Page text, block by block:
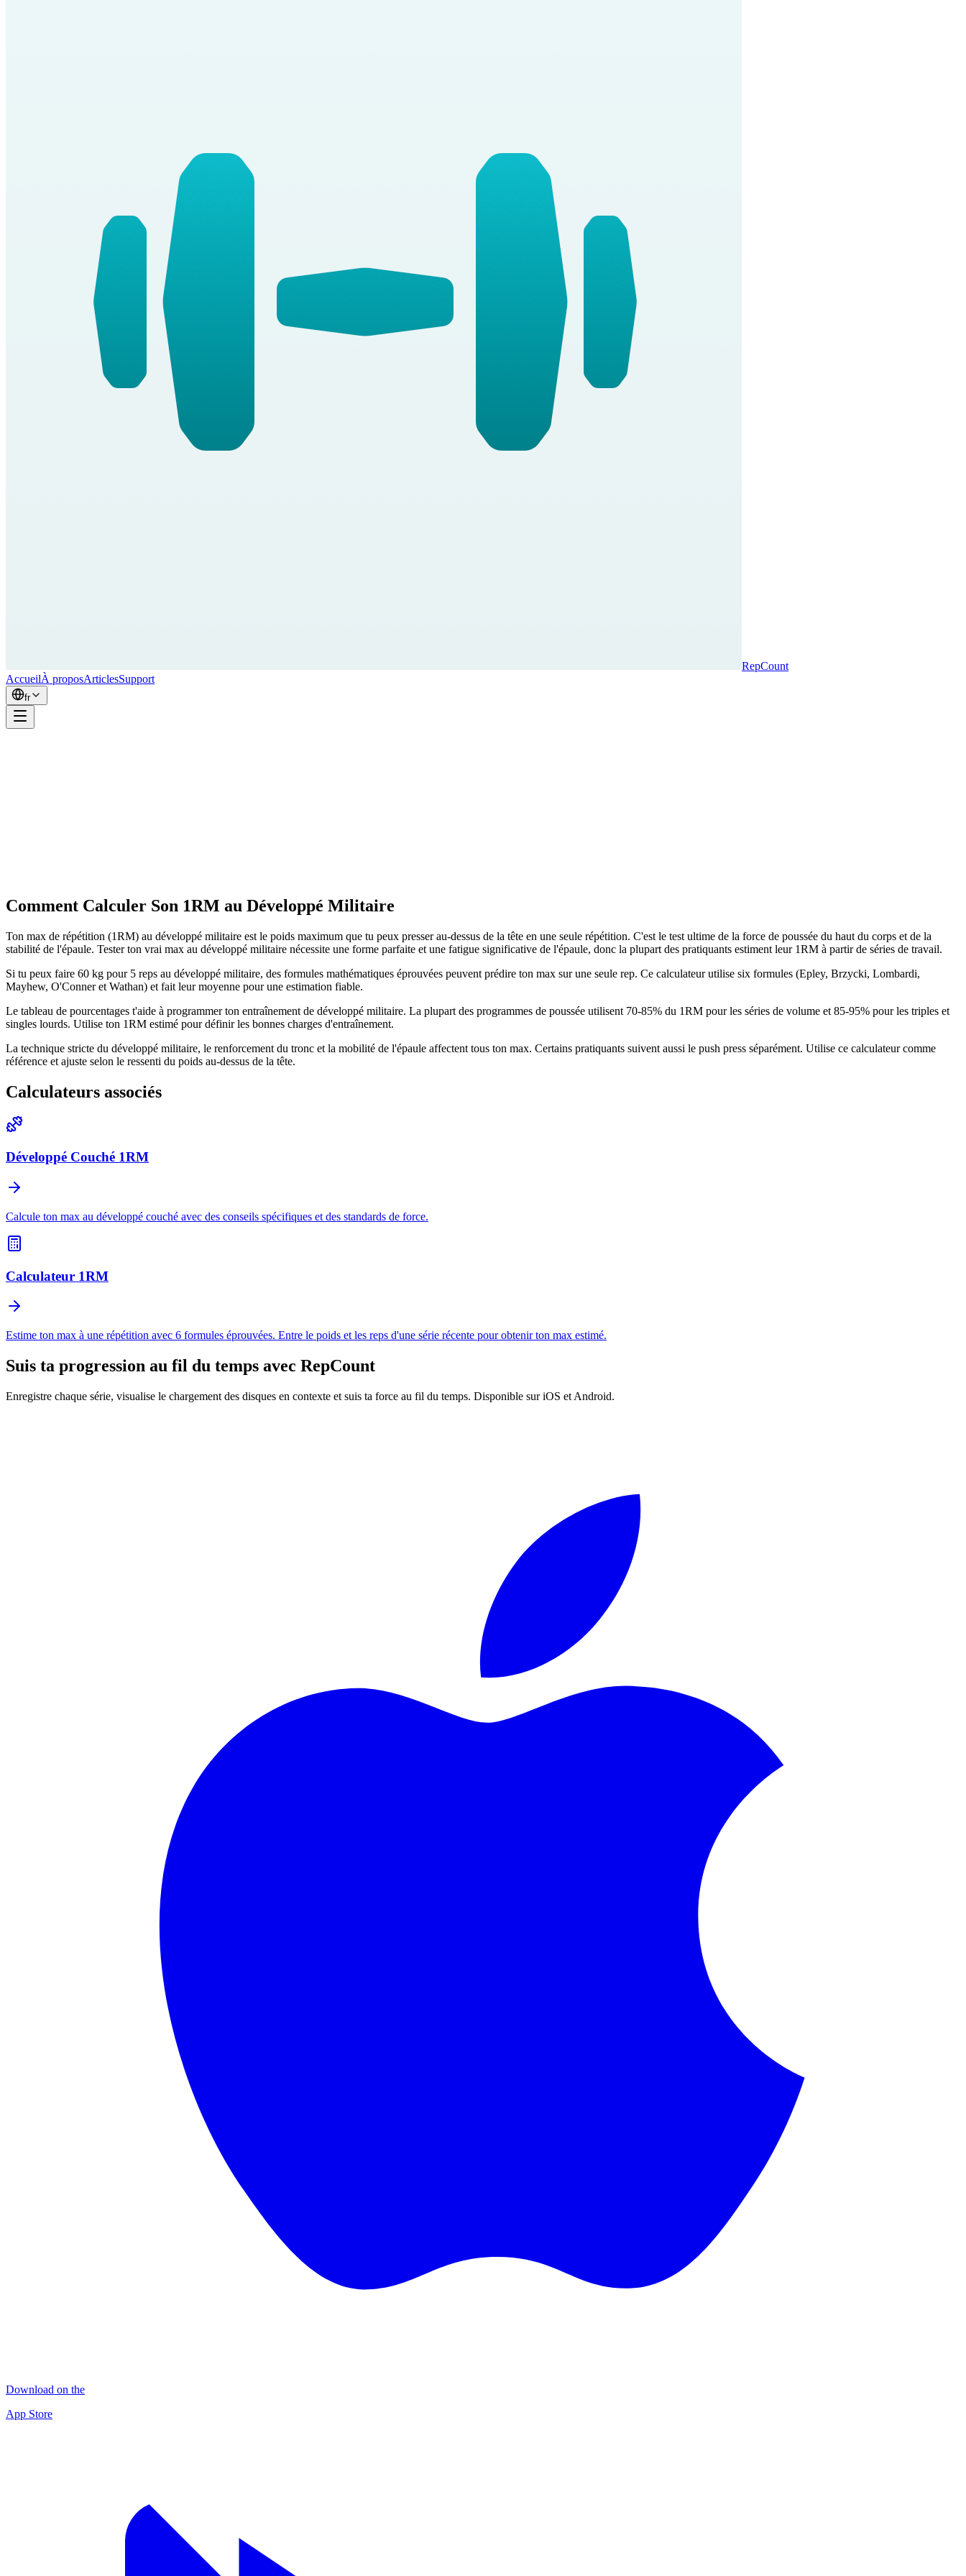
RepCount
AccueilÀ proposArticlesSupport
fr
Comment Calculer Son 1RM au Développé Militaire
Ton max de répétition (1RM) au développé militaire est le poids maximum que tu peux presser au-dessus de la tête en une seule répétition. C'est le test ultime de la force de poussée du haut du corps et de la
stabilité de l'épaule. Tester ton vrai max au développé militaire nécessite une forme parfaite et une fatigue significative de l'épaule, donc la plupart des pratiquants estiment leur 1RM à partir de séries de travail.
Si tu peux faire 60 kg pour 5 reps au développé militaire, des formules mathématiques éprouvées peuvent prédire ton max sur une seule rep. Ce calculateur utilise six formules (Epley, Brzycki, Lombardi,
Mayhew, O'Conner et Wathan) et fait leur moyenne pour une estimation fiable.
Le tableau de pourcentages t'aide à programmer ton entraînement de développé militaire. La plupart des programmes de poussée utilisent 70-85% du 1RM pour les séries de volume et 85-95% pour les triples et
singles lourds. Utilise ton 1RM estimé pour définir les bonnes charges d'entraînement.
La technique stricte du développé militaire, le renforcement du tronc et la mobilité de l'épaule affectent tous ton max. Certains pratiquants suivent aussi le push press séparément. Utilise ce calculateur comme
référence et ajuste selon le ressenti du poids au-dessus de la tête.
Calculateurs associés
Développé Couché 1RM
Calcule ton max au développé couché avec des conseils spécifiques et des standards de force.
Calculateur 1RM
Estime ton max à une répétition avec 6 formules éprouvées. Entre le poids et les reps d'une série récente pour obtenir ton max estimé.
Suis ta progression au fil du temps avec RepCount
Enregistre chaque série, visualise le chargement des disques en contexte et suis ta force au fil du temps. Disponible sur iOS et Android.
Download on the
App Store